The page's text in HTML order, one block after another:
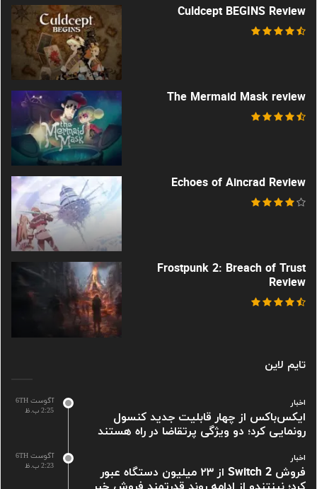
Culdcept BEGINS Review
The Mermaid Mask review
Echoes of Aincrad Review
Frostpunk 2: Breach of Trust
Review
تایم لاین
آگوست 6TH
2:25 ب.ظ
اخبار
ایکس‌باکس از چهار قابلیت جدید کنسول
رونمایی کرد؛ دو ویژگی پرتقاضا در راه هستند
آگوست 6TH
2:23 ب.ظ
اخبار
فروش Switch 2 از ۲۳ میلیون دستگاه عبور